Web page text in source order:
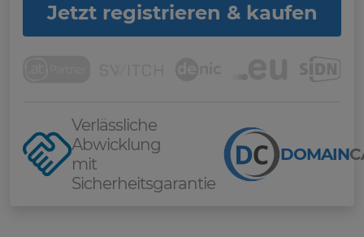
Jetzt registrieren & kaufen
Verlässliche
Abwicklung
mit
Sicherheitsgarantie
DOMAIN